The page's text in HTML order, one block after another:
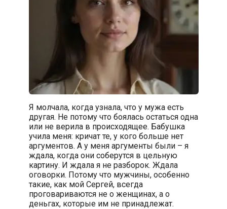
Я молчала, когда узнала, что у мужа есть
другая. Не потому что боялась остаться одна
или не верила в происходящее. Бабушка
учила меня: кричат те, у кого больше нет
аргументов. А у меня аргументы были – я
ждала, когда они соберутся в цельную
картину. И ждала я не разборок. Ждала
оговорки. Потому что мужчины, особенно
такие, как мой Сергей, всегда
проговариваются не о женщинах, а о
деньгах, которые им не принадлежат.